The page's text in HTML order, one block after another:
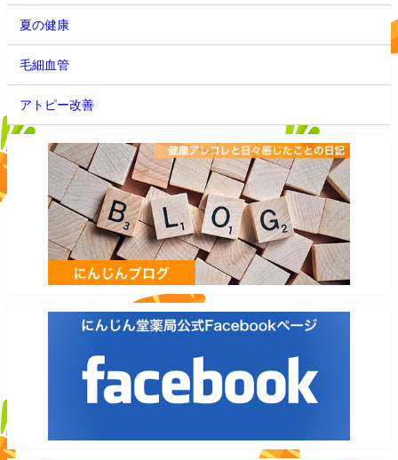
夏の健康
毛細血管
アトピー改善